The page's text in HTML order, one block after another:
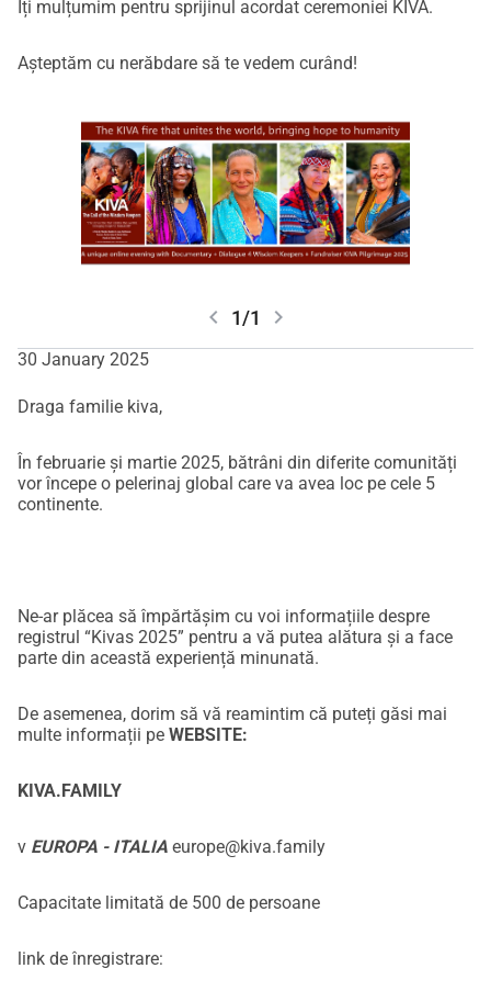
Îți mulțumim pentru sprijinul acordat ceremoniei KIVA.
Așteptăm cu nerăbdare să te vedem curând!
chevron_left 1/1 chevron_right
30 January 2025
Draga familie kiva,
În februarie și martie 2025, bătrâni din diferite comunități
vor începe o pelerinaj global care va avea loc pe cele 5
continente.
Ne-ar plăcea să împărtășim cu voi informațiile despre
registrul “Kivas 2025” pentru a vă putea alătura și a face
parte din această experiență minunată.
De asemenea, dorim să vă reamintim că puteți găsi mai
multe informații pe WEBSITE:
KIVA.FAMILY
v EUROPA - ITALIA europe@kiva.family
Capacitate limitată de 500 de persoane
link de înregistrare: